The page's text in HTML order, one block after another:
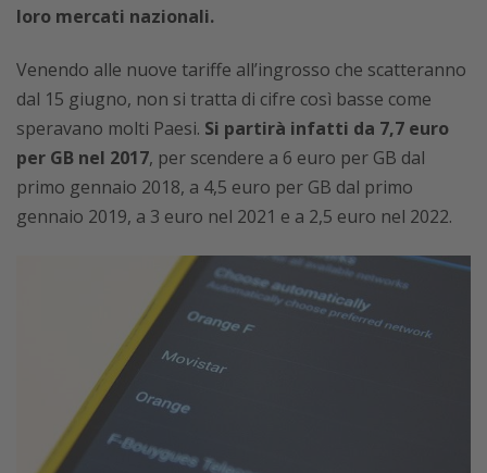
loro mercati nazionali.
Venendo alle nuove tariffe all’ingrosso che scatteranno
dal 15 giugno, non si tratta di cifre così basse come
speravano molti Paesi. Si partirà infatti da 7,7 euro
per GB nel 2017, per scendere a 6 euro per GB dal
primo gennaio 2018, a 4,5 euro per GB dal primo
gennaio 2019, a 3 euro nel 2021 e a 2,5 euro nel 2022.